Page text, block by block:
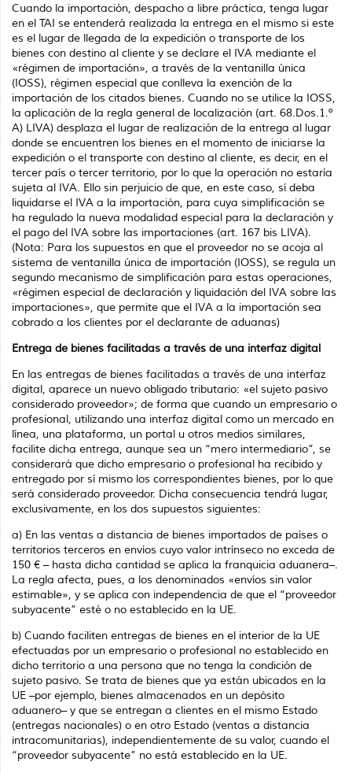
Cuando la importación, despacho a libre práctica, tenga lugar
en el TAI se entenderá realizada la entrega en el mismo si este
es el lugar de llegada de la expedición o transporte de los
bienes con destino al cliente y se declare el IVA mediante el
«régimen de importación», a través de la ventanilla única
(IOSS), régimen especial que conlleva la exención de la
importación de los citados bienes. Cuando no se utilice la IOSS,
la aplicación de la regla general de localización (art. 68.Dos.1.º
A) LIVA) desplaza el lugar de realización de la entrega al lugar
donde se encuentren los bienes en el momento de iniciarse la
expedición o el transporte con destino al cliente, es decir, en el
tercer país o tercer territorio, por lo que la operación no estaría
sujeta al IVA. Ello sin perjuicio de que, en este caso, sí deba
liquidarse el IVA a la importación, para cuya simplificación se
ha regulado la nueva modalidad especial para la declaración y
el pago del IVA sobre las importaciones (art. 167 bis LIVA).
(Nota: Para los supuestos en que el proveedor no se acoja al
sistema de ventanilla única de im­portación (IOSS), se regula un
segundo mecanismo de simplificación para estas operacio­nes,
«régimen especial de declaración y liquidación del IVA sobre las
importaciones», que permite que el IVA a la importación sea
cobrado a los clientes por el declarante de aduanas)
Entrega de bienes facilitadas a través de una interfaz digital
En las entregas de bienes facilitadas a través de una interfaz
digital, aparece un nuevo obligado tributario: «el sujeto pasivo
considerado proveedor»; de forma que cuando un empresario o
profesional, utilizando una interfaz digital como un mercado en
línea, una plataforma, un portal u otros medios similares,
facilite dicha entrega, aunque sea un “mero intermediario”, se
considerará que dicho empresario o profesional ha recibido y
entregado por sí mismo los correspondientes bienes, por lo que
será considerado proveedor. Dicha consecuencia tendrá lugar,
exclusi­vamente, en los dos supuestos siguientes:
a) En las ventas a distancia de bienes importados de países o
territorios terceros en envíos cuyo valor intrínseco no exceda de
150 € – hasta dicha cantidad se aplica la franquicia aduanera–.
La regla afecta, pues, a los denominados «envíos sin valor
estimable», y se aplica con independencia de que el “proveedor
subyacente” esté o no establecido en la UE.
b) Cuando faciliten entregas de bienes en el interior de la UE
efectuadas por un em­presario o profesional no establecido en
dicho territorio a una persona que no tenga la condición de
sujeto pasivo. Se trata de bienes que ya están ubicados en la
UE –por ejemplo, bienes almacenados en un depósito
aduanero– y que se entregan a clientes en el mismo Estado
(entregas nacionales) o en otro Estado (ventas a distancia
intracomunitarias), independientemente de su valor, cuando el
“provee­dor subyacente” no está establecido en la UE.